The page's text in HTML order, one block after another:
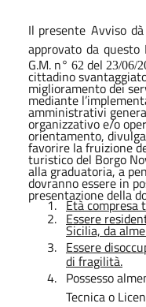
Il presente Avviso dà
approvato da questo
G.M. n° 62 del 23/06/
cittadino
miglioramento dei
mediante
amministrativi
organizzativo e/o
orientamento,
favorire la fruizione
turistico del Borgo
alla graduatoria, a
dovranno essere in
presentazione della
1. Età compresa
2. Essere
Sicilia, da
3. Essere
di fragilità.
4. Possesso
Tecnica o